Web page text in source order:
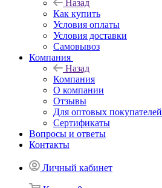
Назад
Как купить
Условия оплаты
Условия доставки
Самовывоз
Компания
Назад
Компания
О компании
Отзывы
Для оптовых покупателей
Сертификаты
Вопросы и ответы
Контакты
Личный кабинет